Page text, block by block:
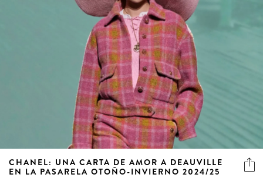
CHANEL: UNA CARTA DE AMOR A DEAUVILLE
EN LA PASARELA OTOÑO-INVIERNO 2024/25
La icónica casa de moda Chanel ha vuelto a sorprender